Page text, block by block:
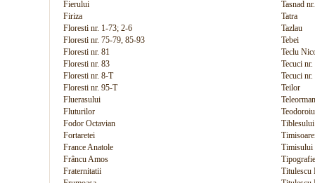
Fierului
Tasnad
Firiza
Tatra
Floresti nr. 1-73; 2-6
Tazlau
Floresti nr. 75-79, 85-93
Tebei
Floresti nr. 81
Teclu
Floresti nr. 83
Tecuci
Floresti nr. 8-T
Tecuci nr.
Floresti nr. 95-T
Teilor
Fluerasului
Teleorman
Fluturilor
Fodor Octavian
Tiblesului
Fortaretei
France Anatole
Timisului
Frâncu Amos
Fraternitatii
Titulescu